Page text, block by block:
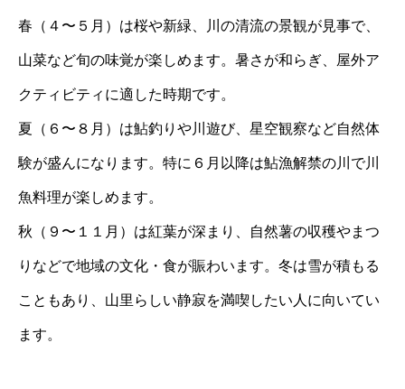
春（４〜５月）は桜や新緑、川の清流の景観が見事で、
山菜など旬の味覚が楽しめます。暑さが和らぎ、屋外ア
クティビティに適した時期です。
夏（６〜８月）は鮎釣りや川遊び、星空観察など自然体
験が盛んになります。特に６月以降は鮎漁解禁の川で川
魚料理が楽しめます。
秋（９〜１１月）は紅葉が深まり、自然薯の収穫やまつ
りなどで地域の文化・食が賑わいます。冬は雪が積もる
こともあり、山里らしい静寂を満喫したい人に向いてい
ます。